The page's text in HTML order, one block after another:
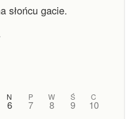
słońcu gacie.
N
6
P
7
W
8
Ś
9
C
10